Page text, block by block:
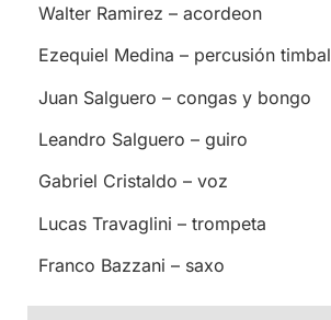
Walter Ramirez – acordeon
Ezequiel Medina – percusión timbal
Juan Salguero – congas y bongo
Leandro Salguero – guiro
Gabriel Cristaldo – voz
Lucas Travaglini – trompeta
Franco Bazzani – saxo